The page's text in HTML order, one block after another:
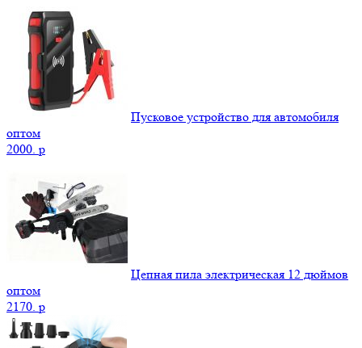
Пусковое устройство для автомобиля
оптом
2000. p
Цепная пила электрическая 12 дюймов
оптом
2170. p